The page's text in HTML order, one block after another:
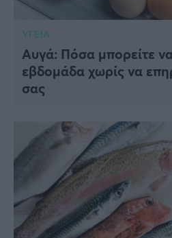
ΥΓΕΙΑ
Αυγά: Πόσα μπορείτε
εβδομάδα χωρίς να
σας